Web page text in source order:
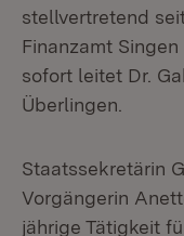
stellvertretend
Finanzamt
sofort leitet Dr.
Überlingen.
Staatssekretärin
Vorgängerin
jährige Tätigkeit